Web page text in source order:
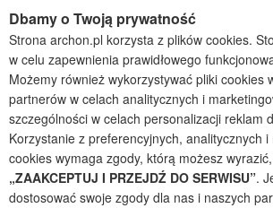
Projekty domów tanich w budowie
Projekty domów szeregowych
Projekty małych domów (do 150 m2)
Projekty domów wielorodzinnych
Projekty domów bliźniaczych
Projekty domów nowoczesnych
Projekty domów parterowych
2026 © ARCHON+ Biuro Projektów - Tradycyjne i
projekty domów - autorska pracownia
Dbamy o Twoją prywatność
Strona archon.pl korzysta z plików cookies.
w celu zapewnienia prawidłowego
Możemy również wykorzystywać pliki cookies
partnerów w celach analitycznych i
szczególności w celach personalizacji reklam
Korzystanie z preferencyjnych, analitycznych
cookies wymaga zgody, którą możesz
„ZAAKCEPTUJ I PRZEJDŹ DO SERWISU”.
dostosować swoje zgody dla nas i naszych